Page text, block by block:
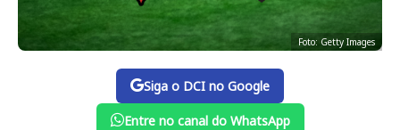
Foto: Getty Images
Siga o DCI no Google
Entre no canal do WhatsApp